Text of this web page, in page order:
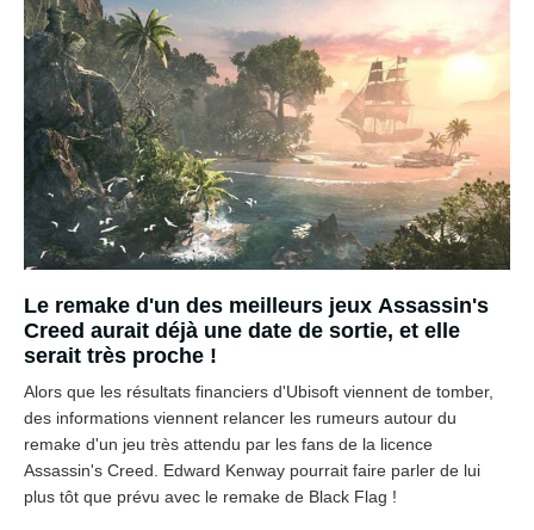
Le remake d'un des meilleurs jeux Assassin's
Creed aurait déjà une date de sortie, et elle
serait très proche !
Alors que les résultats financiers d'Ubisoft viennent de tomber,
des informations viennent relancer les rumeurs autour du
remake d'un jeu très attendu par les fans de la licence
Assassin's Creed. Edward Kenway pourrait faire parler de lui
plus tôt que prévu avec le remake de Black Flag !